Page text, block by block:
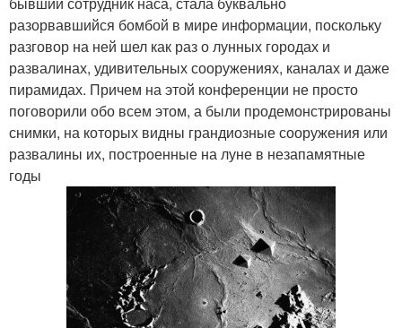
разорвавшийся бомбой в мире информации, поскольку
разговор на ней шел как раз о лунных городах и
развалинах, удивительных сооружениях, каналах и даже
пирамидах. Причем на этой конференции не просто
поговорили обо всем этом, а были продемонстрированы
снимки, на которых видны грандиозные сооружения или
развалины их, построенные на луне в незапамятные
годы